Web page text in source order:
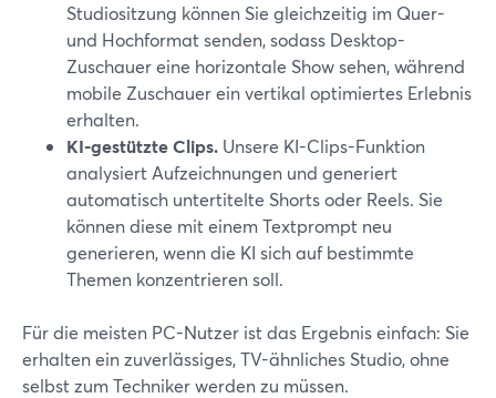
Studiositzung können Sie gleichzeitig im Quer-
und Hochformat senden, sodass Desktop-
Zuschauer eine horizontale Show sehen, während
mobile Zuschauer ein vertikal optimiertes Erlebnis
erhalten.
KI-gestützte Clips. Unsere KI-Clips-Funktion
analysiert Aufzeichnungen und generiert
automatisch untertitelte Shorts oder Reels. Sie
können diese mit einem Textprompt neu
generieren, wenn die KI sich auf bestimmte
Themen konzentrieren soll.
Für die meisten PC-Nutzer ist das Ergebnis einfach: Sie
erhalten ein zuverlässiges, TV-ähnliches Studio, ohne
selbst zum Techniker werden zu müssen.